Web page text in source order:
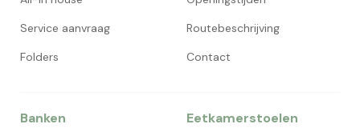
Service aanvraag
Folders
Routebeschrijving
Contact
Banken Eetkamerstoelen